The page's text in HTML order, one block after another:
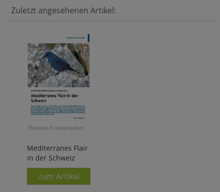
Zuletzt angesehenen Artikel:
Thomas Krumenacker
Mediterranes Flair
in der Schweiz
zum Artikel